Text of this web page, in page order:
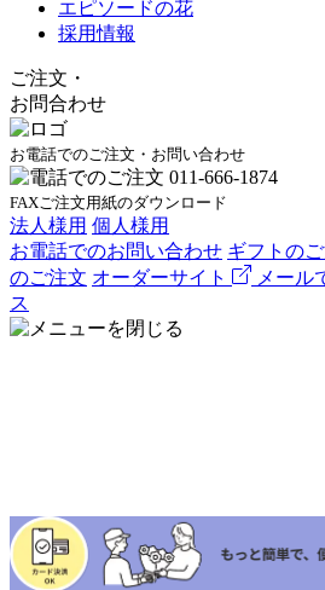
エピソードの花
採用情報
ご注文 ・
お問合わせ
お電話でのご注文・お問い合わせ
FAXご注文用紙のダウンロード
法人様用 個人様用
お電話でのお問い合わせ ギフトの
のご注文 オーダーサイト メール
ス